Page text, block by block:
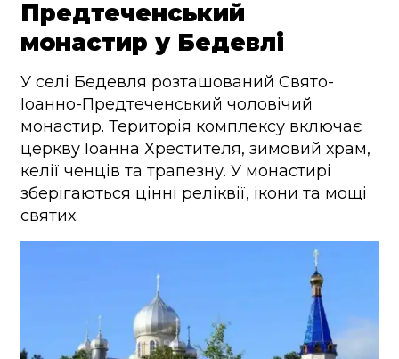
Предтеченський
монастир у Бедевлі
У селі Бедевля розташований Свято-
Іоанно-Предтеченський чоловічий
монастир. Територія комплексу включає
церкву Іоанна Хрестителя, зимовий храм,
келії ченців та трапезну. У монастирі
зберігаються цінні реліквії, ікони та мощі
святих.